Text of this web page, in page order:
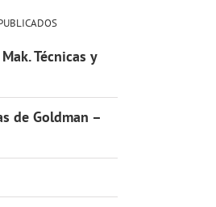
Técnicas y
de Goldman –